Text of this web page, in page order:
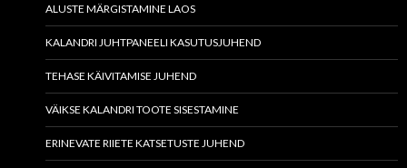
ALUSTE MÄRGISTAMINE LAOS
KALANDRI JUHTPANEELI KASUTUSJUHEND
TEHASE KÄIVITAMISE JUHEND
VÄIKSE KALANDRI TOOTE SISESTAMINE
ERINEVATE RIIETE KATSETUSTE JUHEND